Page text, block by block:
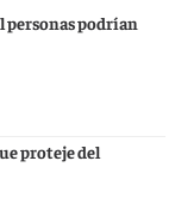
personas podrían
proteje del